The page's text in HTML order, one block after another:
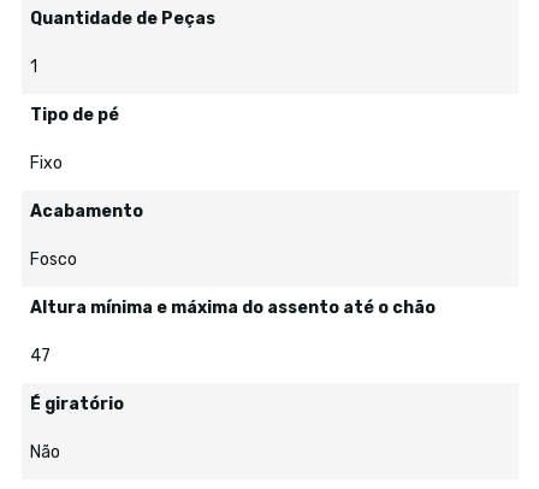
Quantidade de Peças
1
Tipo de pé
Fixo
Acabamento
Fosco
Altura mínima e máxima do assento até o chão
47
É giratório
Não